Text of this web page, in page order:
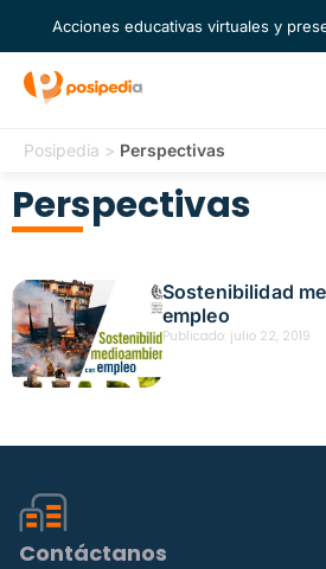
Acciones educativas virtuales y
Posipedia > Perspectivas
Perspectivas
Sostenibilidad
empleo
Publicado: julio 22, 2019
Contáctanos